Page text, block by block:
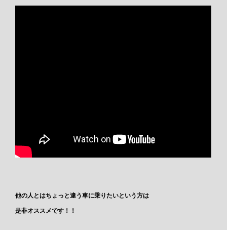
他の人とはちょっと違う車に乗りたいという方は
是非オススメです！！